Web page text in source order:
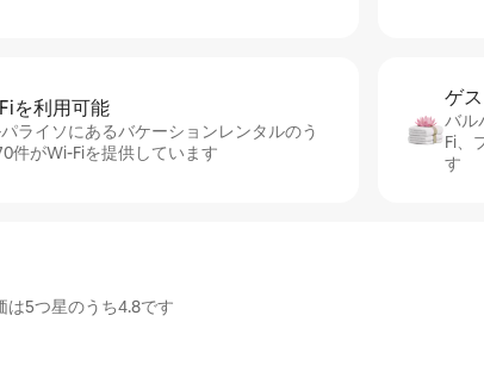
を利⁠用⁠可⁠能
ライソにあるバケーションレンタルのう
件がWi-Fiを提供しています
ゲ
バル
Fi、
す
5つ星のうち4.8です